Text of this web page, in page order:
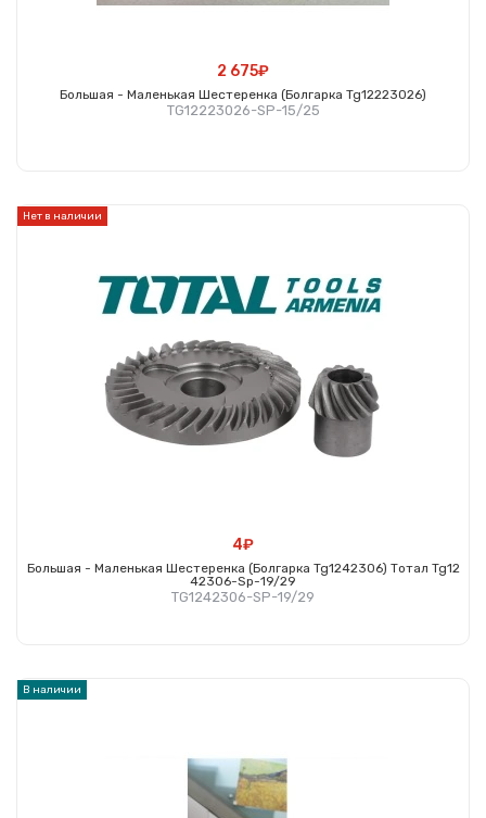
2 675₽
Большая - Маленькая Шестеренка (болгарка Tg12223026)
TG12223026-SP-15/25
Нет в наличии
4₽
Большая - Маленькая Шестеренка (болгарка Tg1242306) Тотал Tg12
42306-Sp-19/29
TG1242306-SP-19/29
В наличии